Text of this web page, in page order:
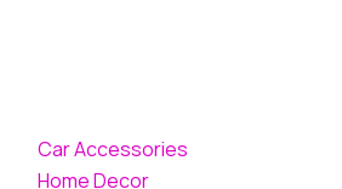
Car Accessories
Home Decor